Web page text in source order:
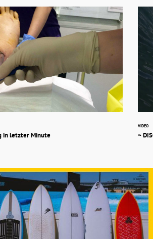
in letzter Minute
VIDEO
~